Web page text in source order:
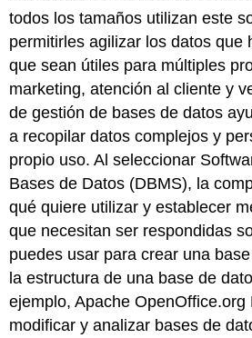
todos los tamaños utilizan este
permitirles agilizar los datos que
que sean útiles para múltiples
marketing, atención al cliente y
de gestión de bases de datos
a recopilar datos complejos y
propio uso. Al seleccionar
Bases de Datos (DBMS), la
qué quiere utilizar y establecer
que necesitan ser respondidas
puedes usar para crear una
la estructura de una base de
ejemplo, Apache OpenOffice.org
modificar y analizar bases de